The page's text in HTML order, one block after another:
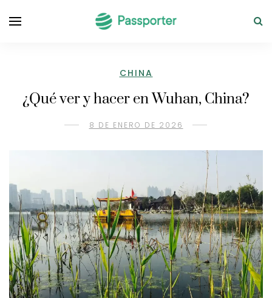
CHINA
¿Qué ver y hacer en Wuhan, China?
8 DE ENERO DE 2026